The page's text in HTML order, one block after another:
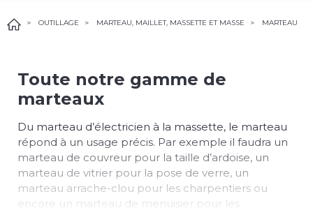
OUTILLAGE MARTEAU, MAILLET, MASSETTE ET MASSE MARTEAU
Toute notre gamme de
marteaux
Du marteau d’électricien à la massette, le marteau
répond à un usage précis. Par exemple il faudra un
marteau de couvreur pour la taille d’ardoise, un
marteau de vitrier pour la pose de verre, un
marteau arrache-clou pour les charpentiers ou
encore un marteau de menuisier pour les